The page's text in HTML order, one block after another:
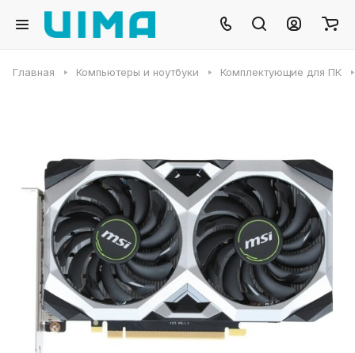
Главная Компьютеры и ноутбуки Комплектующие для ПК